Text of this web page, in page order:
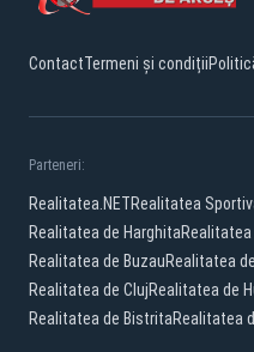
ContactTermeni și condiții
Parteneri:
Realitatea.NETRealitatea
Realitatea de Harghita
Realitatea de BuzauRealitatea
Realitatea de ClujRealitatea de
Realitatea de BistritaRealitatea